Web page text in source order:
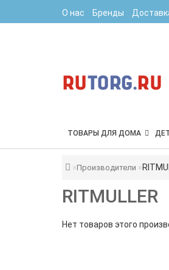
О нас Бренды
ТОВАРЫ ДЛЯ ДОМА
Производители
RITMULLER
Нет товаров этого